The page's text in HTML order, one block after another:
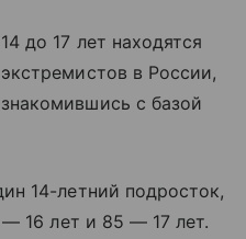
до 17 лет находятся
в России,
с базой
14-летний подросток,
— 16 лет и 85 — 17 лет.